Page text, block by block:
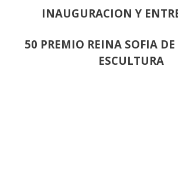
INAUGURACION Y
50 PREMIO REINA SOFIA
ESCULTURA